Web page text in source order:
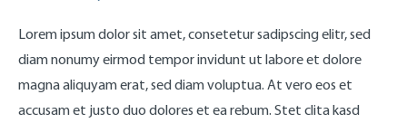
Lorem ipsum dolor sit amet, consetetur sadipscing elitr, sed
diam nonumy eirmod tempor invidunt ut labore et dolore
magna aliquyam erat, sed diam voluptua. At vero eos et
accusam et justo duo dolores et ea rebum. Stet clita kasd